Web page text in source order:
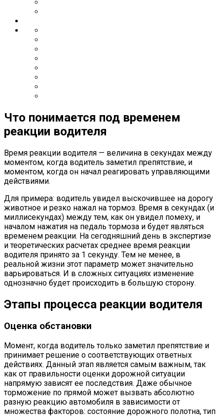
Что понимается под временем
реакции водителя
Время реакции водителя — величина в секундах между
моментом, когда водитель заметил препятствие, и
моментом, когда он начал реагировать управляющими
действиями.
Для примера: водитель увидел выскочившее на дорогу
животное и резко нажал на тормоз. Время в секундах (и
миллисекундах) между тем, как он увидел помеху, и
началом нажатия на педаль тормоза и будет являться
временем реакции. На сегодняшний день в экспертизе
и теоретических расчетах среднее время реакции
водителя принято за 1 секунду. Тем не менее, в
реальной жизни этот параметр может значительно
варьироваться. И в сложных ситуациях изменение
однозначно будет происходить в большую сторону.
Этапы процесса реакции водителя
Оценка обстановки
Момент, когда водитель только заметил препятствие и
принимает решение о соответствующих ответных
действиях. Данный этап является самым важным, так
как от правильности оценки дорожной ситуации
напрямую зависят ее последствия. Даже обычное
торможение по прямой может вызвать абсолютно
разную реакцию автомобиля в зависимости от
множества факторов: состояние дорожного полотна, тип